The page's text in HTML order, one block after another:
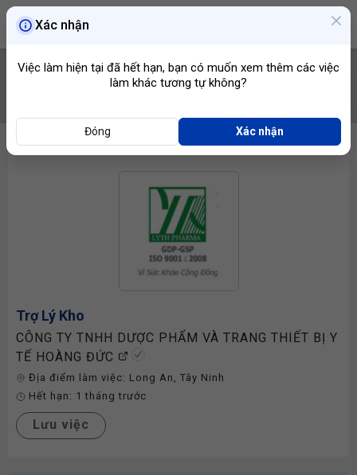
Trợ Lý Kho
CÔNG TY TNHH DƯỢC PHẨM VÀ TRANG THIẾT BỊ Y
TẾ HOÀNG ĐỨC
Địa điểm làm việc: Long An , Tây Ninh
Hết hạn: 1 tháng trước
Lưu việc
Xác nhận
Việc làm hiện tại đã hết hạn, bạn có muốn xem thêm các việc
làm khác tương tự không?
Đóng Xác nhận